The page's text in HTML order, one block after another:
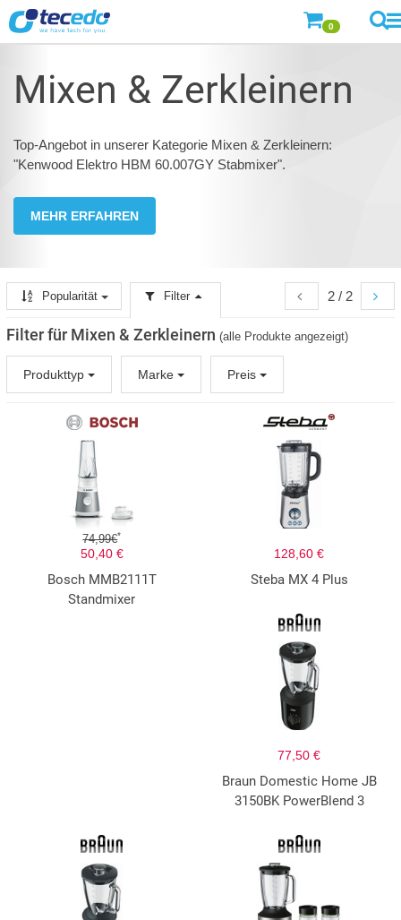
0
Mixen & Zerkleinern
Top-Angebot in unserer Kategorie Mixen & Zerkleinern:
"Kenwood Elektro HBM 60.007GY Stabmixer".
MEHR ERFAHREN
2 / 2
Popularität Filter
Filter für Mixen & Zerkleinern (alle Produkte angezeigt)
Produkttyp Marke Preis
74,99€*
50,40 €
Bosch MMB2111T
Standmixer
128,60 €
Steba MX 4 Plus
77,50 €
Braun Domestic Home JB
3150BK PowerBlend 3